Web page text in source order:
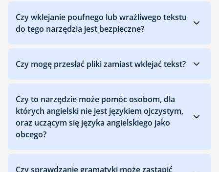
Czy wklejanie poufnego lub wrażliwego tekstu
do tego narzędzia jest bezpieczne?
Czy mogę przesłać pliki zamiast wklejać tekst?
Czy to narzędzie może pomóc osobom, dla
których angielski nie jest językiem ojczystym,
oraz uczącym się języka angielskiego jako
obcego?
Czy sprawdzanie gramatyki może zastąpić